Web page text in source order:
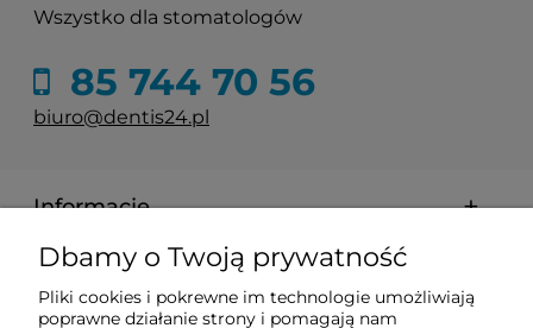
Wszystko dla stomatologów
85 744 70 56
biuro@dentis24.pl
Informacje
Zakupy
Dbamy o Twoją prywatność
Pliki cookies i pokrewne im technologie umożliwiają
poprawne działanie strony i pomagają nam